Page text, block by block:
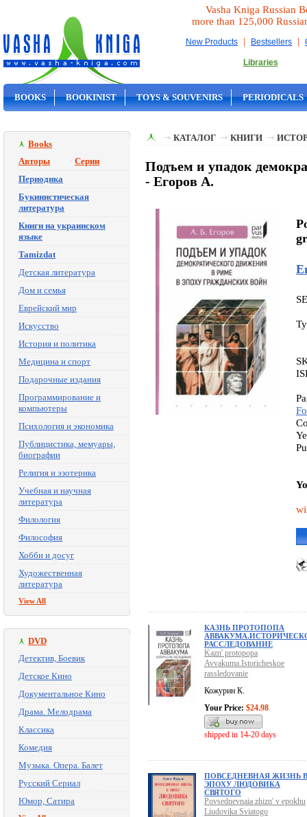
Vasha Kniga Russian
more than 125,000
New Products | Bestsellers |
Libraries
BOOKS BOOKINIST TOYS & SOUVENIRS PERIODICALS
Books
Авторы
Серии
Периодика
Букинистическая
литература
Книги на украинском
языке
Tamizdat
Детская литература
Дом и семья
Еврейский мир
Искусство
История и политика
Медицина и спорт
Подарочные издания
Программирование и
компьютеры
Психология и экономика
Публицистика, мемуары,
биографии
Религия и эзотерика
Учебная и научная
литература
Филология
Философия
Хобби и досуг
Художественная
литература
View All
DVD
Детектив, Боевик
Детское Кино
Документальное Кино
Драма. Мелодрама
Классика
Комедия
Музыка. Опера. Балет
Русский Сериал
Юмор, Сатира
КАТАЛОГ КНИГИ
Подъем и упадок
- Егоров А.
КАЗНЬ ПРОТОПОПА
РАССЛЕДОВАНИЕ
Kazn' protopopa
Avvakuma.Istoricheskoe
rassledovanie
Кожурин К.
Your Price: $24.98
shipped in 14-20 days
ПОВСЕДНЕВНАЯ ЖИЗНЬ В
ЭПОХУ ЛЮДОВИКА
СВЯТОГО
Povsednevnaia zhizn' v epokhu
Liudovika Sviatogo